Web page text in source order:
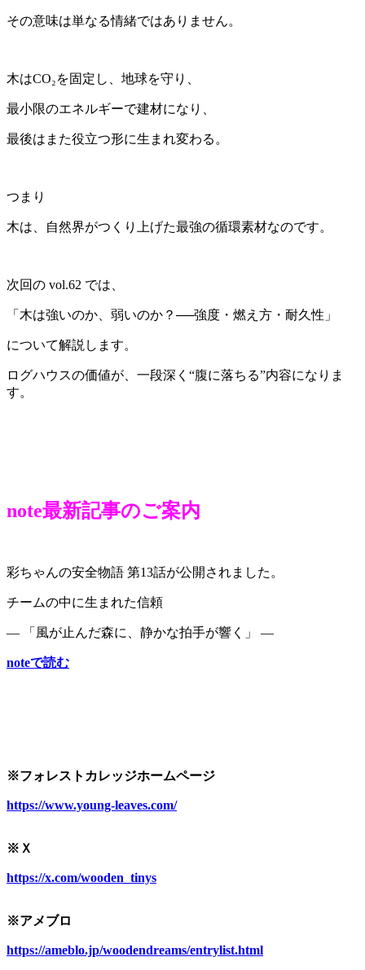
その意味は単なる情緒ではありません。
木はCO₂を固定し、地球を守り、
最小限のエネルギーで建材になり、
最後はまた役立つ形に生まれ変わる。
つまり
木は、自然界がつくり上げた最強の循環素材なのです。
次回の vol.62 では、
「木は強いのか、弱いのか？──強度・燃え方・耐久性」
について解説します。
ログハウスの価値が、一段深く“腹に落ちる”内容になりま
す。
note最新記事のご案内
彩ちゃんの安全物語 第13話が公開されました。
チームの中に生まれた信頼
― 「風が止んだ森に、静かな拍手が響く」 ―
noteで読む
※フォレストカレッジホームページ
https://www.young-leaves.com/
※Ｘ
https://x.com/wooden_tinys
※アメブロ
https://ameblo.jp/woodendreams/entrylist.html